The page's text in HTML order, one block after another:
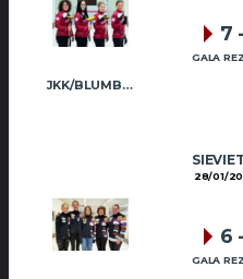
JKK/BLUMBERGA-BĒRZIŅA
7 -
GALA
28/01/
6 -
GALA